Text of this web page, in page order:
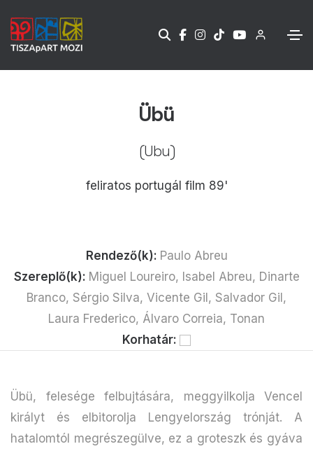
Übü
(Ubu)
feliratos portugál film 89'
Rendező(k): Paulo Abreu
Szereplő(k): Miguel Loureiro, Isabel Abreu, Dinarte
Branco, Sérgio Silva, Vicente Gil, Salvador Gil,
Laura Frederico, Álvaro Correia, Tonan
Korhatár:
Übü, felesége felbujtására, meggyilkolja Vencel
királyt és elbitorolja Lengyelország trónját. A
hatalomtól megrészegülve, ez a groteszk és gyáva